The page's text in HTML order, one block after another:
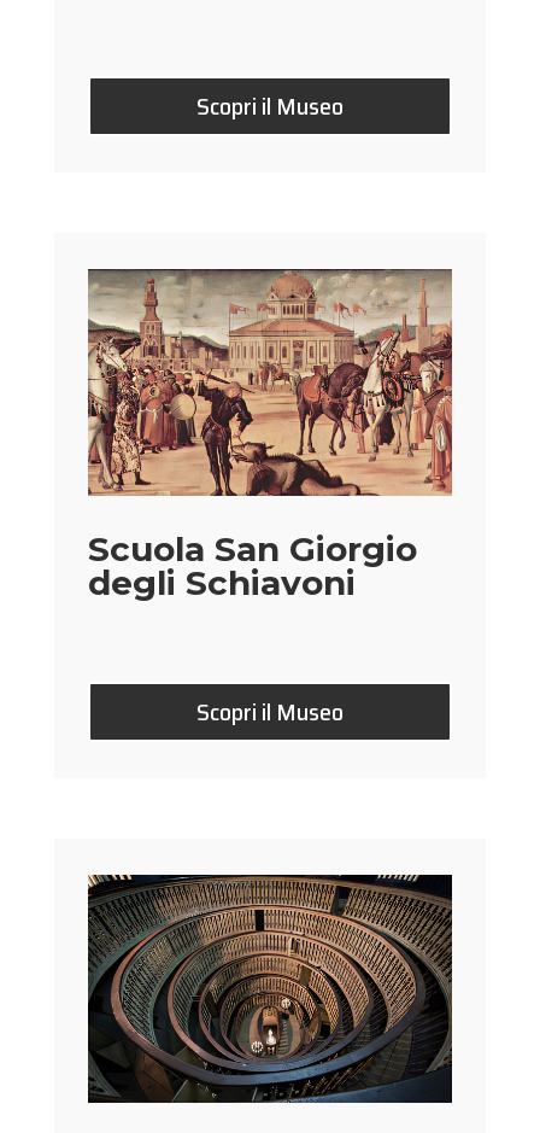
Scopri il Museo
Scuola San Giorgio
degli Schiavoni
Scopri il Museo